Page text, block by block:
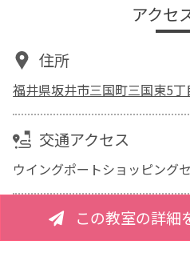
アクセ
住所
福井県坂井市三国町三国東5丁
交通アクセス
ウイングポートショッピング
この教室の詳細